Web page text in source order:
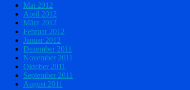
Mai 2012
April 2012
März 2012
Februar 2012
Januar 2012
Dezember 2011
November 2011
Oktober 2011
September 2011
August 2011